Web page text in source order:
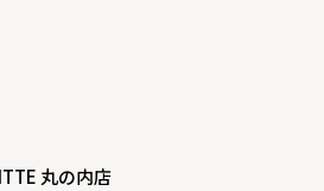
丸の内店